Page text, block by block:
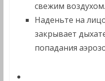
свежим воздухом.
Наденьте на
закрывает
попадания